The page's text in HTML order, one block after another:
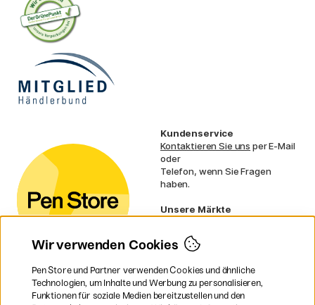
Kundenservice
Kontaktieren Sie uns per E-Mail
oder
Telefon, wenn Sie Fragen
haben.
Unsere Märkte
Norwegen
Dänemark
Frankreich
Irland
Niederlande
Wir verwenden Cookies
Pen Store und Partner verwenden Cookies und ähnliche
Technologien, um Inhalte und Werbung zu personalisieren,
Funktionen für soziale Medien bereitzustellen und den